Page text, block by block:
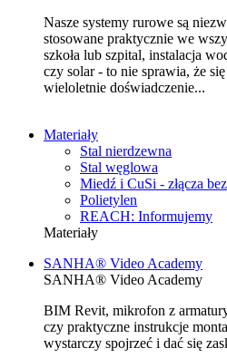
Nasze systemy rurowe są
stosowane praktycznie we
szkoła lub szpital, instalacja
czy solar - to nie sprawia, że
wieloletnie doświadczenie...
Materiały
Stal nierdzewna
Stal węglowa
Miedź i CuSi - złącza
Polietylen
REACH: Informujemy
Materiały
SANHA® Video Academy
SANHA® Video Academy
BIM Revit, mikrofon z
czy praktyczne instrukcje
wystarczy spojrzeć i dać się